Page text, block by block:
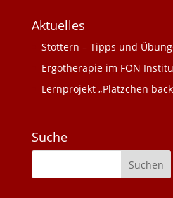
Aktuelles
Stottern – Tipps und
Ergotherapie im FON
Lernprojekt „Plätzchen
Suche